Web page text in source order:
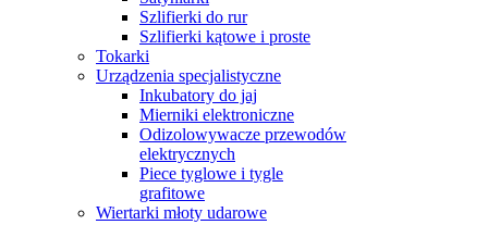
Szlifierki do rur
Szlifierki kątowe i proste
Tokarki
Urządzenia specjalistyczne
Inkubatory do jaj
Mierniki elektroniczne
Odizolowywacze przewodów
elektrycznych
Piece tyglowe i tygle
grafitowe
Wiertarki młoty udarowe